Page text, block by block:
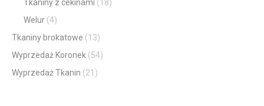
Tkaniny z cekinami (18)
Welur (4)
Tkaniny brokatowe (13)
Wyprzedaż Koronek (54)
Wyprzedaż Tkanin (21)